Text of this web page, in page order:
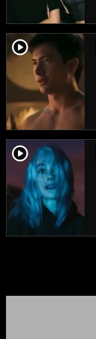
player2
player2